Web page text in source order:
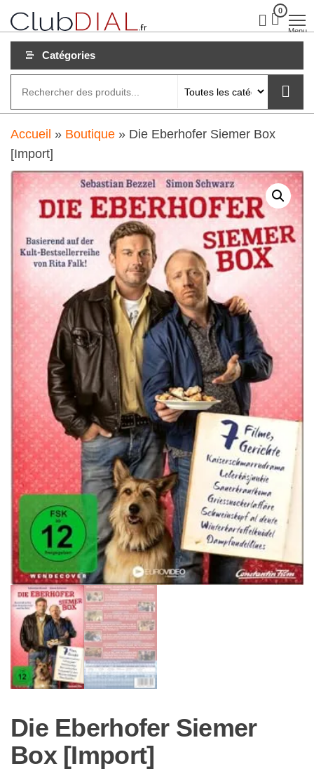
Aller
au
contenu
clubdial.fr
0
Menu
Catégories
Accueil » Boutique » Die Eberhofer Siemer Box
[Import]
Die Eberhofer Siemer
Box [Import]